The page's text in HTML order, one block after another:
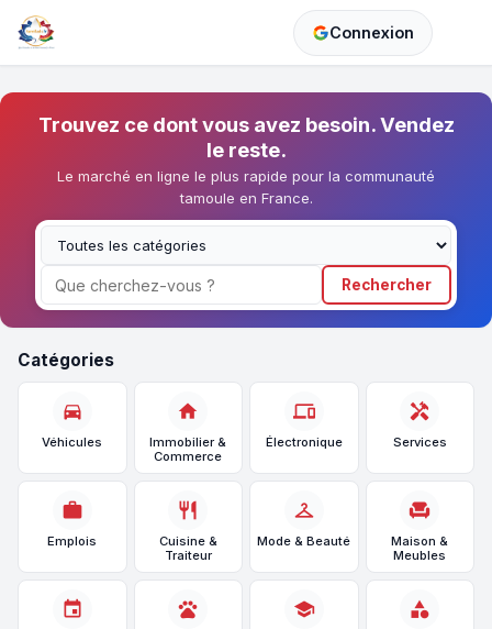
Connexion
Trouvez ce dont vous avez besoin. Vendez
le reste.
Le marché en ligne le plus rapide pour la communauté
tamoule en France.
Rechercher
Catégories
directions_car
Véhicules
home
Immobilier &
Commerce
devices
Électronique
handyman
Services
work
Emplois
restaurant
Cuisine &
Traiteur
checkroom
Mode & Beauté
chair
Maison &
Meubles
event pets school category